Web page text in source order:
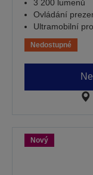
3 200 lumenů
Ovládání
Ultramobilní
Nedostupné
Nový